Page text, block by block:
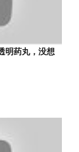
明药丸，没想